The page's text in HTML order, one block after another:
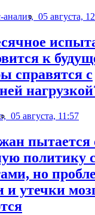
анализ, 05 августа,
к
справятся с
05 августа, 11:57
пытается
политику с
но
и утечки